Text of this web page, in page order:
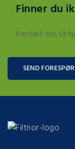
Finner du
Kontakt oss så
SEND